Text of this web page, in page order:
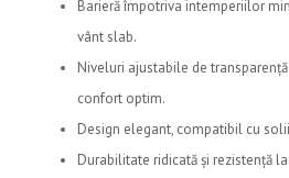
Barieră împotriva intemperiilor
vânt slab.
Niveluri ajustabile de
confort optim.
Design elegant, compatibil cu
Durabilitate ridicată și rezistență la